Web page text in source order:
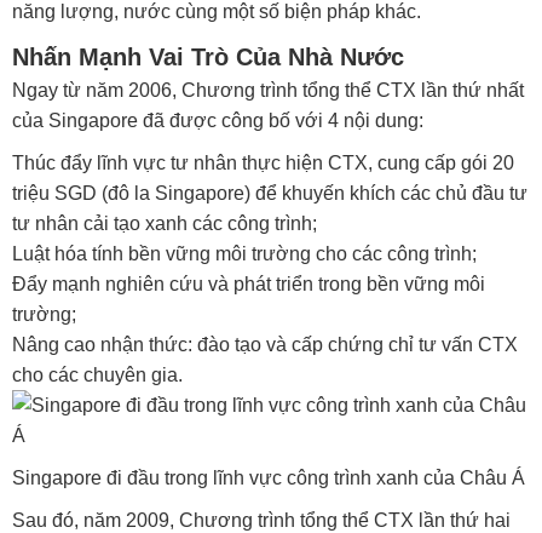
năng lượng, nước cùng một số biện pháp khác.
Nhấn Mạnh Vai Trò Của Nhà Nước
Ngay từ năm 2006, Chương trình tổng thể CTX lần thứ nhất
của Singapore đã được công bố với 4 nội dung:
Thúc đẩy lĩnh vực tư nhân thực hiện CTX, cung cấp gói 20
triệu SGD (đô la Singapore) để khuyến khích các chủ đầu tư
tư nhân cải tạo xanh các công trình;
Luật hóa tính bền vững môi trường cho các công trình;
Đẩy mạnh nghiên cứu và phát triển trong bền vững môi
trường;
Nâng cao nhận thức: đào tạo và cấp chứng chỉ tư vấn CTX
cho các chuyên gia.
Singapore đi đầu trong lĩnh vực công trình xanh của Châu Á
Sau đó, năm 2009, Chương trình tổng thể CTX lần thứ hai